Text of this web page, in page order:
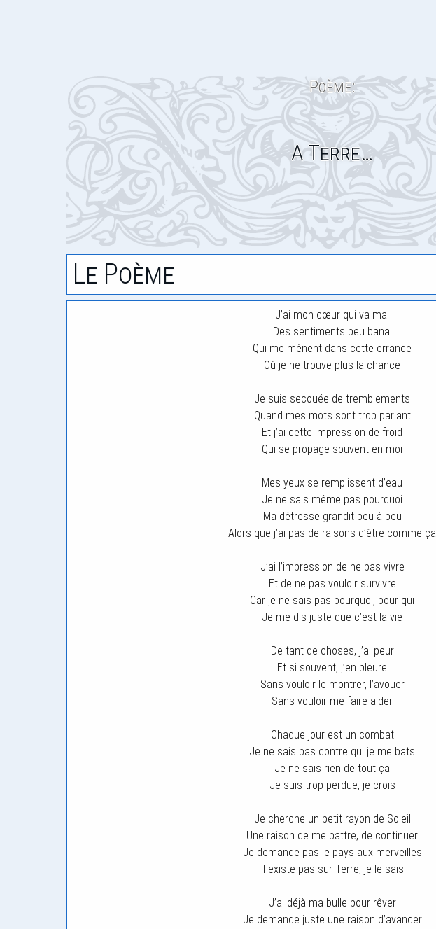
Poème:
A Terre…
Le Poème
J’ai mon cœur qui va mal
Des sentiments peu banal
Qui me mènent dans cette errance
Où je ne trouve plus la chance
Je suis secouée de tremblements
Quand mes mots sont trop parlant
Et j’ai cette impression de froid
Qui se propage souvent en moi
Mes yeux se remplissent d’eau
Je ne sais même pas pourquoi
Ma détresse grandit peu à peu
Alors que j’ai pas de raisons d’être comme ça
J’ai l’impression de ne pas vivre
Et de ne pas vouloir survivre
Car je ne sais pas pourquoi, pour qui
Je me dis juste que c’est la vie
De tant de choses, j’ai peur
Et si souvent, j’en pleure
Sans vouloir le montrer, l’avouer
Sans vouloir me faire aider
Chaque jour est un combat
Je ne sais pas contre qui je me bats
Je ne sais rien de tout ça
Je suis trop perdue, je crois
Je cherche un petit rayon de Soleil
Une raison de me battre, de continuer
Je demande pas le pays aux merveilles
Il existe pas sur Terre, je le sais
J’ai déjà ma bulle pour rêver
Je demande juste une raison d’avancer